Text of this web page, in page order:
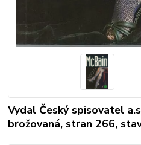
Vydal Český spisovatel
brožovaná, stran 266,